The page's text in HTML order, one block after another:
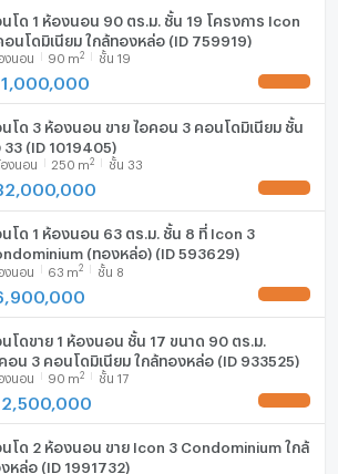
โด 1 ห้องนอน 90 ตร.ม. ชั้น 19 โครงการ Icon
อนโดมิเนียม ใกล้ทองหล่อ (ID 759919)
งนอน 90 m2 ชั้น 19
โด 3 ห้องนอน ขาย ไอคอน 3 คอนโดมิเนียม ชั้น
33 (ID 1019405)
องนอน 250 m2 ชั้น 33
โด 1 ห้องนอน 63 ตร.ม. ชั้น 8 ที่ Icon 3
(ทองหล่อ) (ID 593629)
งนอน 63 m2 ชั้น 8
โดขาย 1 ห้องนอน ชั้น 17 ขนาด 90 ตร.ม.
อน 3 คอนโดมิเนียม ใกล้ทองหล่อ (ID 933525)
งนอน 90 m2 ชั้น 17
โด 2 ห้องนอน ขาย Icon 3 Condominium ใกล้
หล่อ (ID 1991732)